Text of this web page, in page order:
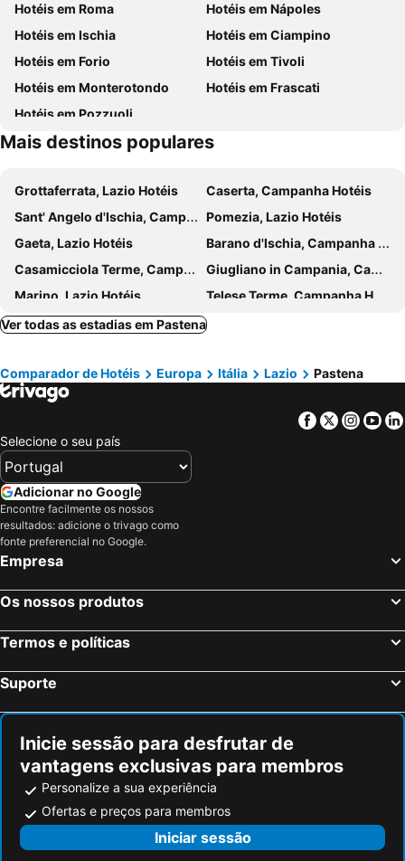
Sperlonga Beach
Fonte Anticolana
Abbazia di Fossanova
La Spiaggia
Hotéis em Roma
Hotéis em Nápoles
Hotéis em Ischia
Hotéis em Ciampino
Hotéis em Forio
Hotéis em Tivoli
Hotéis em Monterotondo
Hotéis em Frascati
Hotéis em Pozzuoli
Mais destinos populares
Grottaferrata, Lazio Hotéis
Caserta, Campanha Hotéis
Sant' Angelo d'Ischia, Campanha Hotéis
Pomezia, Lazio Hotéis
Gaeta, Lazio Hotéis
Barano d'Ischia, Campanha Hotéis
Casamicciola Terme, Campanha Hotéis
Giugliano in Campania, Campanha Hotéis
Marino, Lazio Hotéis
Telese Terme, Campanha Hotéis
Mentana, Lazio Hotéis
Formia, Lazio Hotéis
Fiuggi, Lazio Hotéis
Latina, Lazio Hotéis
L'Aquila, Abruzzo Hotéis
Guidonia Montecelio, Lazio Hotéis
Roma, Lazio Hotéis
Ciampino, Lazio Hotéis
Monterotondo, Lazio Hotéis
Sperlonga, Lazio Hotéis
Veneza, Veneto Hotéis
Palermo, Sicília Hotéis
Cagliari, Sardenha Hotéis
Ver todas as estadias em Pastena
Comparador de Hotéis Europa Itália Lazio Pastena
Facebook
Twitter
Selecione o seu país
Adicionar no Google
Encontre facilmente os nossos
resultados: adicione o trivago como
fonte preferencial no Google.
Empresa
Os nossos produtos
Termos e políticas
Suporte
Inicie sessão para desfrutar de
vantagens exclusivas para membros
Personalize a sua experiência
Ofertas e preços para membros
Iniciar sessão